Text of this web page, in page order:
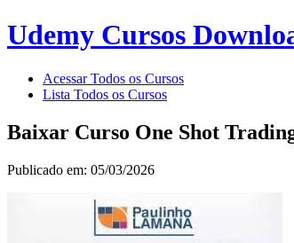
Udemy Cursos
Acessar Todos os Cursos
Lista Todos os Cursos
Baixar Curso One Shot
Publicado em: 05/03/2026